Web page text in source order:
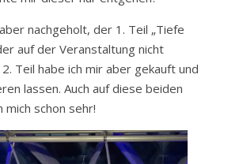
nachgeholt, der 1. Teil „Tiefe
auf der Veranstaltung nicht
Teil habe ich mir aber gekauft und
lassen. Auch auf diese beiden
mich schon sehr!